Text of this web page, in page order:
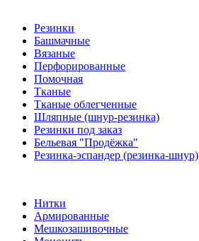
Резинки
Башмачные
Вязаные
Перфорированные
Помочная
Тканые
Тканые облегченные
Шляпные (шнур-резинка)
Резинки под заказ
Бельевая "Продёжка"
Резинка-эспандер (резинка-шнур)
Нитки
Армированные
Мешкозашивочные